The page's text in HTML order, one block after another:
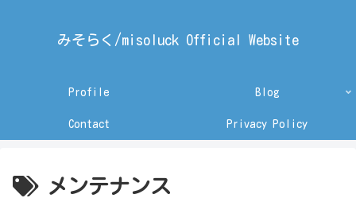
みそらく/misoluck Official Website
Profile Blog
Contact Privacy Policy
メンテナンス